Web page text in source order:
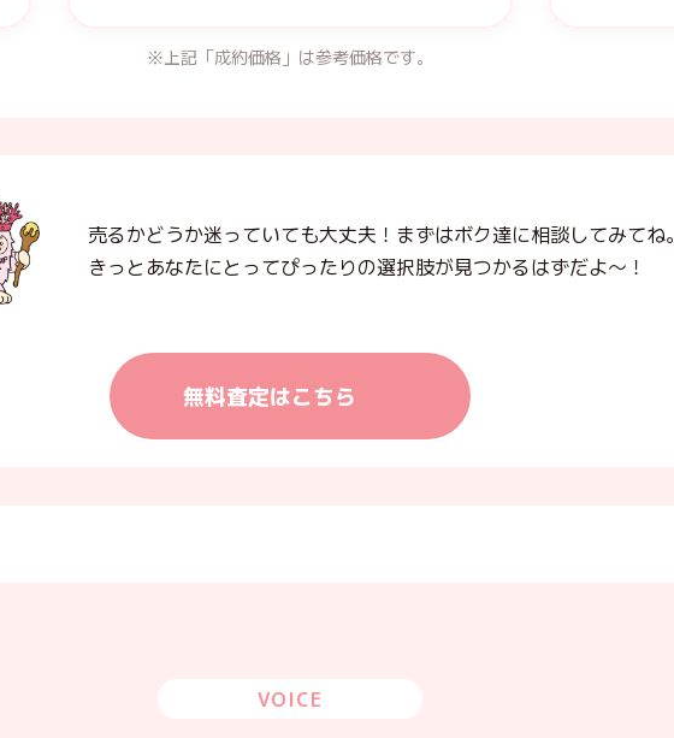
※上記「成約価格」は参考価格です。
売るかどうか迷っていても大丈夫！まずはボク達に相談してみてね。
きっとあなたにとってぴったりの選択肢が見つかるはずだよ〜！
無料査定はこちら
VOICE